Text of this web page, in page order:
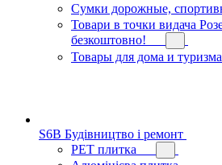
Сумки дорожные,
Товари в точки видача
безкоштовно!
Товары для дома и туризма
S6B Будівництво і ремонт
PЕT плитка